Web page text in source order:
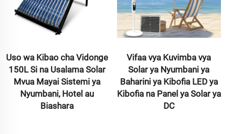
Uso wa Kibao cha Vidonge
150L Si na Usalama Solar
Mvua Mayai Sistemi ya
Nyumbani, Hotel au
Biashara
Vifaa vya Kuvimba vya
Solar ya Nyumbani ya
Baharini ya Kibofia LED ya
Kibofia na Panel ya Solar ya
DC